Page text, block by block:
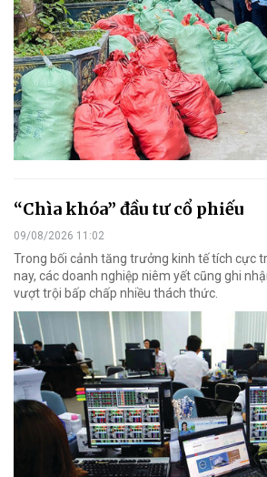
“Chìa khóa” đầu tư cổ phiếu
09/08/2026 11:02
Trong bối cảnh tăng trưởng kinh tế tích cực
nay, các doanh nghiệp niêm yết cũng ghi
vượt trội bấp chấp nhiều thách thức.